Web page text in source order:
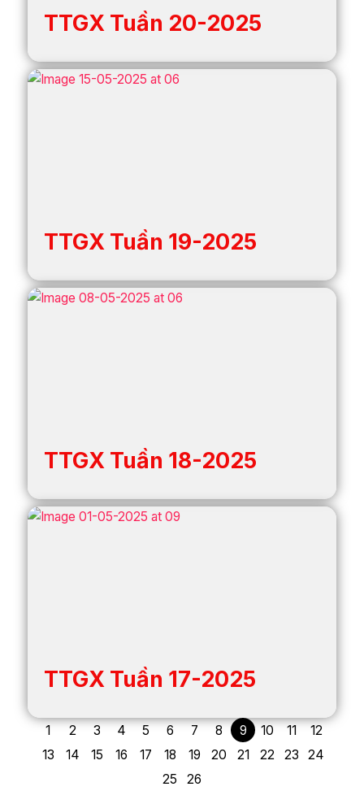
TTGX Tuần 20-2025
TTGX Tuần 19-2025
TTGX Tuần 18-2025
TTGX Tuần 17-2025
1 2 3 4 5 6 7 8 9 10 11
12
13
14 15 16 17 18 19 20 21 22 23
24
25
26